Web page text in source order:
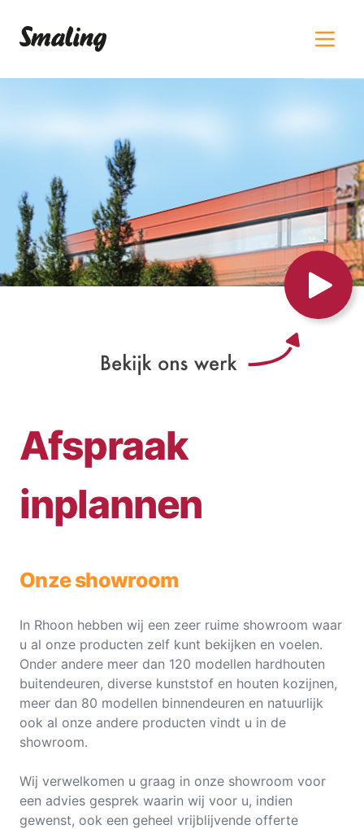
Afspraak
inplannen
Onze showroom
In Rhoon hebben wij een zeer ruime showroom waar
u al onze producten zelf kunt bekijken en voelen.
Onder andere meer dan 120 modellen hardhouten
buitendeuren, diverse kunststof en houten kozijnen,
meer dan 80 modellen binnendeuren en natuurlijk
ook al onze andere producten vindt u in de
showroom.
Wij verwelkomen u graag in onze showroom voor
een advies gesprek waarin wij voor u, indien
gewenst, ook een geheel vrijblijvende offerte